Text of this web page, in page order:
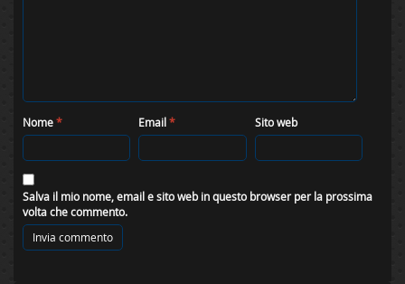
Nome* Email* Sito web
Salva il mio nome, email e sito web in questo browser per la prossima
volta che commento.